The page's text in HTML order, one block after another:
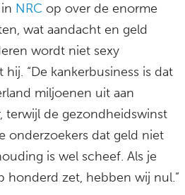
NRC op over de enorme
wat aandacht en geld
wordt niet sexy
“De kankerbusiness is dat
miljoenen uit aan
terwijl de gezondheidswinst
onderzoekers dat geld niet
is wel scheef. Als je
honderd zet, hebben wij nul.”